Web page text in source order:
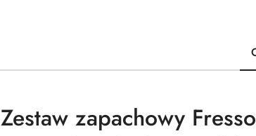
Zestaw zapachowy